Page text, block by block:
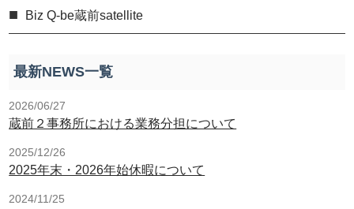
Biz Q-be蔵前satellite
最新NEWS一覧
2026/06/27
蔵前２事務所における業務分担について
2025/12/26
2025年末・2026年始休暇について
2024/11/25